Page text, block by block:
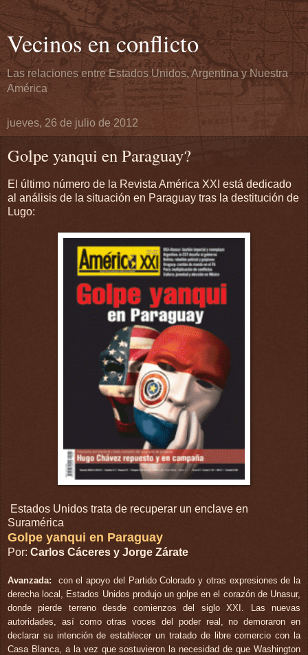
Vecinos en conflicto
Las relaciones entre Estados Unidos, Argentina y Nuestra
América
jueves, 26 de julio de 2012
Golpe yanqui en Paraguay?
El último número de la Revista América XXI está dedicado
al análisis de la situación en Paraguay tras la destitución de
Lugo:
Estados Unidos trata de recuperar un enclave en
Suramérica
Golpe yanqui en Paraguay
Por: Carlos Cáceres y Jorge Zárate
Avanzada: con el apoyo del Partido Colorado y otras expresiones de la
derecha local, Estados Unidos produjo un golpe en el corazón de Unasur,
donde pierde terreno desde comienzos del siglo XXI. Las nuevas
autoridades, así como otras voces del poder real, no demoraron en
declarar su intención de establecer un tratado de libre comercio con la
Casa Blanca, a la vez que sostuvieron la necesidad de que Washington